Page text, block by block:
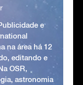
e
na área há 12
editando e
OSR,
astronomia